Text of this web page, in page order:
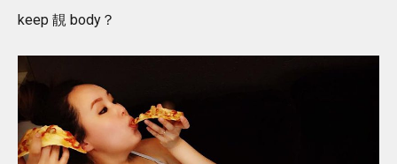
keep 靚 body？